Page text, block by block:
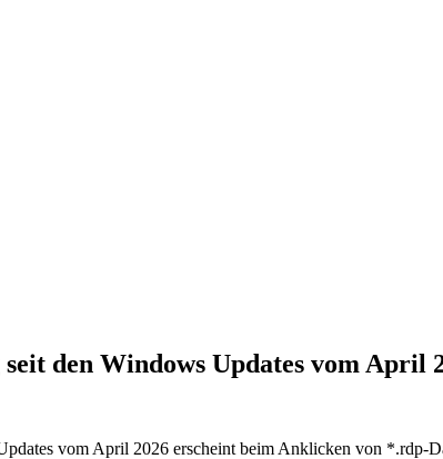
den Windows Updates vom April
vom April 2026 erscheint beim Anklicken von *.rdp-